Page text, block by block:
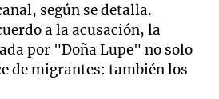
según se detalla.
a la acusación, la
por "Doña Lupe" no solo
de migrantes: también los